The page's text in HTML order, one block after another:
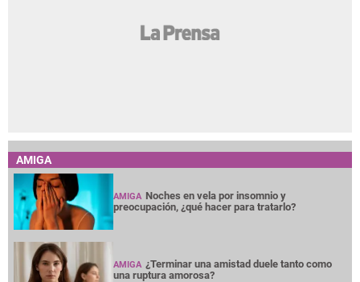
AMIGA
AMIGA Noches en vela por insomnio y
preocupación, ¿qué hacer para tratarlo?
AMIGA ¿Terminar una amistad duele tanto como
una ruptura amorosa?